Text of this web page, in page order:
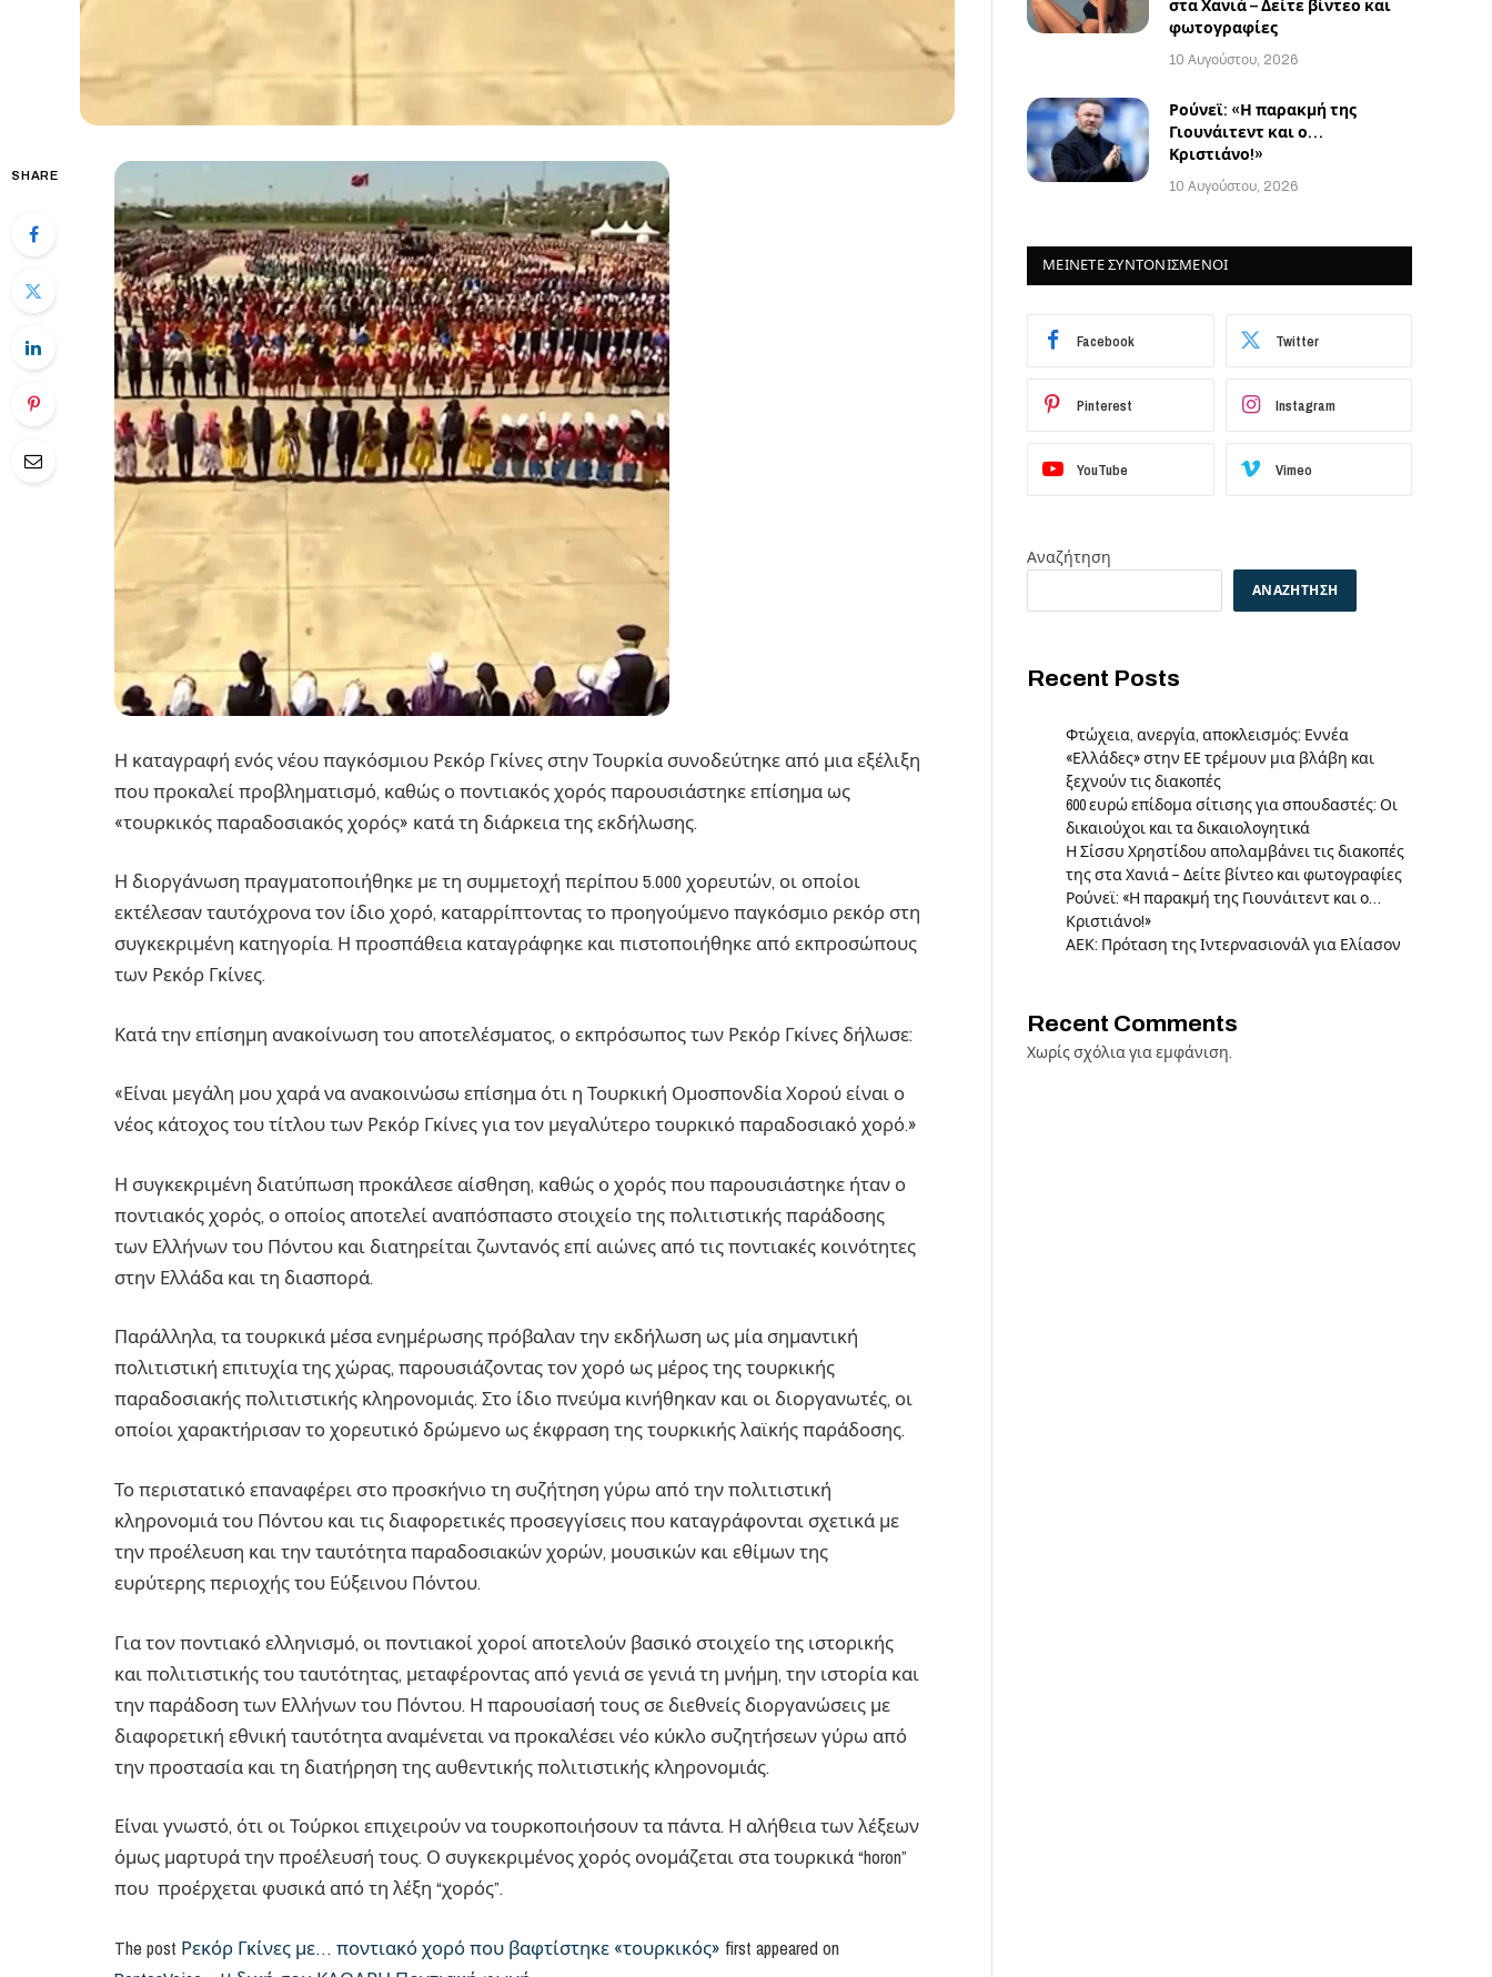
SHARE
Η καταγραφή ενός νέου παγκόσμιου Ρεκόρ Γκίνες στην Τουρκία συνοδεύτηκε από μια εξέλιξη
που προκαλεί προβληματισμό, καθώς ο ποντιακός χορός παρουσιάστηκε επίσημα ως
«τουρκικός παραδοσιακός χορός» κατά τη διάρκεια της εκδήλωσης.
Η διοργάνωση πραγματοποιήθηκε με τη συμμετοχή περίπου 5.000 χορευτών, οι οποίοι
εκτέλεσαν ταυτόχρονα τον ίδιο χορό, καταρρίπτοντας το προηγούμενο παγκόσμιο ρεκόρ στη
συγκεκριμένη κατηγορία. Η προσπάθεια καταγράφηκε και πιστοποιήθηκε από εκπροσώπους
των Ρεκόρ Γκίνες.
Κατά την επίσημη ανακοίνωση του αποτελέσματος, ο εκπρόσωπος των Ρεκόρ Γκίνες δήλωσε:
«Είναι μεγάλη μου χαρά να ανακοινώσω επίσημα ότι η Τουρκική Ομοσπονδία Χορού είναι ο
νέος κάτοχος του τίτλου των Ρεκόρ Γκίνες για τον μεγαλύτερο τουρκικό παραδοσιακό χορό.»
Η συγκεκριμένη διατύπωση προκάλεσε αίσθηση, καθώς ο χορός που παρουσιάστηκε ήταν ο
ποντιακός χορός, ο οποίος αποτελεί αναπόσπαστο στοιχείο της πολιτιστικής παράδοσης
των Ελλήνων του Πόντου και διατηρείται ζωντανός επί αιώνες από τις ποντιακές κοινότητες
στην Ελλάδα και τη διασπορά.
Παράλληλα, τα τουρκικά μέσα ενημέρωσης πρόβαλαν την εκδήλωση ως μία σημαντική
πολιτιστική επιτυχία της χώρας, παρουσιάζοντας τον χορό ως μέρος της τουρκικής
παραδοσιακής πολιτιστικής κληρονομιάς. Στο ίδιο πνεύμα κινήθηκαν και οι διοργανωτές, οι
οποίοι χαρακτήρισαν το χορευτικό δρώμενο ως έκφραση της τουρκικής λαϊκής παράδοσης.
Το περιστατικό επαναφέρει στο προσκήνιο τη συζήτηση γύρω από την πολιτιστική
κληρονομιά του Πόντου και τις διαφορετικές προσεγγίσεις που καταγράφονται σχετικά με
την προέλευση και την ταυτότητα παραδοσιακών χορών, μουσικών και εθίμων της
ευρύτερης περιοχής του Εύξεινου Πόντου.
Για τον ποντιακό ελληνισμό, οι ποντιακοί χοροί αποτελούν βασικό στοιχείο της ιστορικής
και πολιτιστικής του ταυτότητας, μεταφέροντας από γενιά σε γενιά τη μνήμη, την ιστορία και
την παράδοση των Ελλήνων του Πόντου. Η παρουσίασή τους σε διεθνείς διοργανώσεις με
διαφορετική εθνική ταυτότητα αναμένεται να προκαλέσει νέο κύκλο συζητήσεων γύρω από
την προστασία και τη διατήρηση της αυθεντικής πολιτιστικής κληρονομιάς.
Είναι γνωστό, ότι οι Τούρκοι επιχειρούν να τουρκοποιήσουν τα πάντα. Η αλήθεια των λέξεων
όμως μαρτυρά την προέλευσή τους. Ο συγκεκριμένος χορός ονομάζεται στα τουρκικά “horon”
που προέρχεται φυσικά από τη λέξη “χορός”.
The post Ρεκόρ Γκίνες με… ποντιακό χορό που βαφτίστηκε «τουρκικός» first appeared on
στα Χανιά – Δείτε βίντεο και
φωτογραφίες
10 Αυγούστου, 2026
Ρούνεϊ: «Η παρακμή της
Γιουνάιτεντ και ο…
Κριστιάνο!»
10 Αυγούστου, 2026
ΜΕΙΝΕΤΕ ΣΥΝΤΟΝΙΣΜΕΝΟΙ
Facebook Twitter
Pinterest Instagram
YouTube Vimeo
Αναζήτηση
ΑΝΑΖΉΤΗΣΗ
Recent Posts
Φτώχεια, ανεργία, αποκλεισμός: Εννέα
«Ελλάδες» στην ΕΕ τρέμουν μια βλάβη και
ξεχνούν τις διακοπές
600 ευρώ επίδομα σίτισης για σπουδαστές: Οι
δικαιούχοι και τα δικαιολογητικά
Η Σίσσυ Χρηστίδου απολαμβάνει τις διακοπές
της στα Χανιά – Δείτε βίντεο και φωτογραφίες
Ρούνεϊ: «Η παρακμή της Γιουνάιτεντ και ο…
Κριστιάνο!»
ΑΕΚ: Πρόταση της Ιντερνασιονάλ για Ελίασον
Recent Comments
Χωρίς σχόλια για εμφάνιση.